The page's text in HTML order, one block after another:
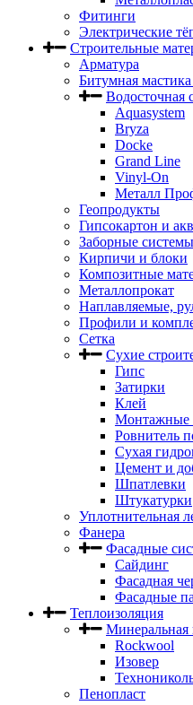
Фитинги
Электрические
Строительные
Арматура
Битумная
Водосточная
Aquasystem
Bryza
Docke
Grand Line
Vinyl-On
Металл
Геопродукты
Гипсокартон и
Заборные системы
Кирпичи и блоки
Композитные
Металлопрокат
Наплавляемые,
Профили и
Сетка
Сухие
Гипс
Затирки
Клей
Монтажные
Ровнитель
Сухая
Цемент и
Шпатлевки
Штукатурки
Уплотнительная
Фанера
Фасадные
Сайдинг
Фасадная
Фасадные
Теплоизоляция
Минеральная
Rockwool
Изовер
Пенопласт